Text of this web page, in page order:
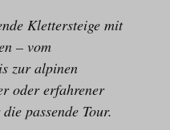
Klettersteige mit
– vom
zur alpinen
oder erfahrener
passende Tour.